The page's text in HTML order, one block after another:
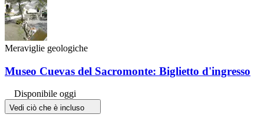
Meraviglie geologiche
Museo Cuevas del Sacromonte: Biglietto d'ingresso
Disponibile oggi
Vedi ciò che è incluso